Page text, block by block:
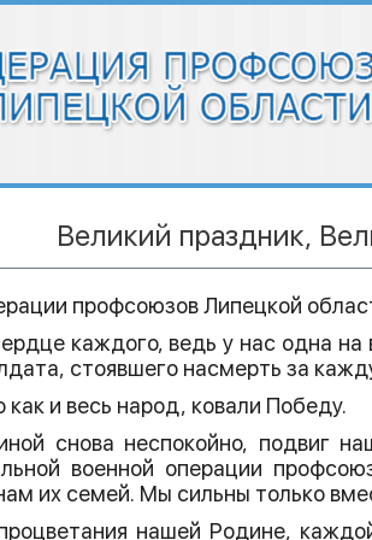
Великий праздник,
профсоюзов Липецкой
каждого, ведь у нас одна
стоявшего насмерть за
и весь народ, ковали Победу.
снова неспокойно, подвиг
военной операции
их семей. Мы сильны только
нашей Родине,